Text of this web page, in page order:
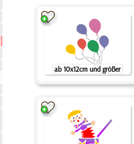
ab 10x12cm und größer